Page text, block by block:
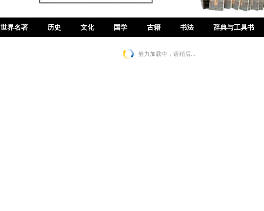
世界名著 历史 文化 国学 古籍 书法 辞典与工具书
努力加载中，请稍后...